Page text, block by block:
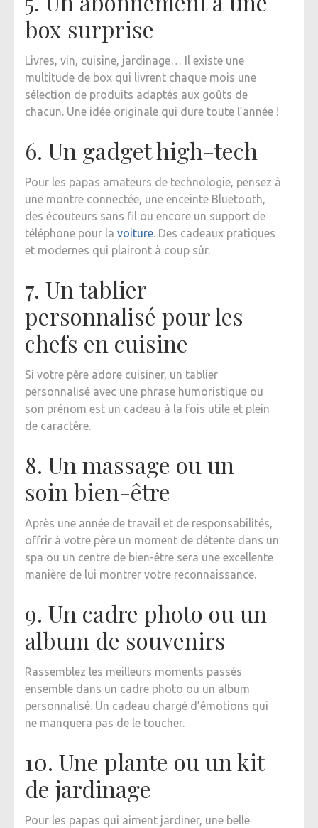
box surprise
Livres, vin, cuisine, jardinage… Il existe une
multitude de box qui livrent chaque mois une
sélection de produits adaptés aux goûts de
chacun. Une idée originale qui dure toute l’année !
6. Un gadget high-tech
Pour les papas amateurs de technologie, pensez à
une montre connectée, une enceinte Bluetooth,
des écouteurs sans fil ou encore un support de
téléphone pour la voiture. Des cadeaux pratiques
et modernes qui plairont à coup sûr.
7. Un tablier
personnalisé pour les
chefs en cuisine
Si votre père adore cuisiner, un tablier
personnalisé avec une phrase humoristique ou
son prénom est un cadeau à la fois utile et plein
de caractère.
8. Un massage ou un
soin bien-être
Après une année de travail et de responsabilités,
offrir à votre père un moment de détente dans un
spa ou un centre de bien-être sera une excellente
manière de lui montrer votre reconnaissance.
9. Un cadre photo ou un
album de souvenirs
Rassemblez les meilleurs moments passés
ensemble dans un cadre photo ou un album
personnalisé. Un cadeau chargé d’émotions qui
ne manquera pas de le toucher.
10. Une plante ou un kit
de jardinage
Pour les papas qui aiment jardiner, une belle